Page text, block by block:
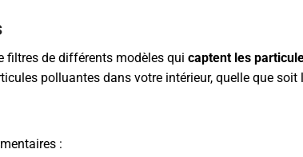
filtres de différents modèles qui captent les
polluantes dans votre intérieur, quelle que soit
: